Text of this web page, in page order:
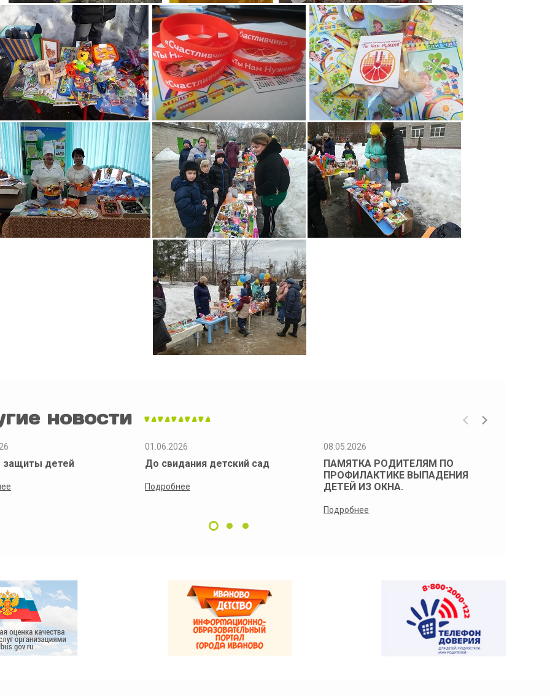
новости
защиты детей
01.06.2026
До свидания детский сад
Подробнее
08.05.2026
ПАМЯТКА РОДИТЕЛЯМ ПО
ПРОФИЛАКТИКЕ ВЫПАДЕНИЯ
ДЕТЕЙ ИЗ ОКНА.
Подробнее